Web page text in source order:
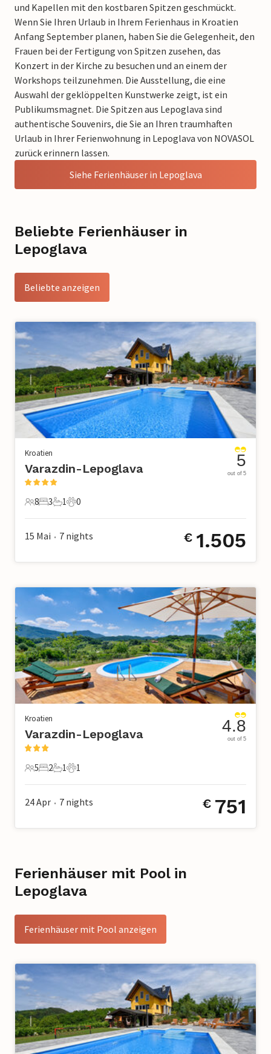
und Kapellen mit den kostbaren Spitzen geschmückt.
Wenn Sie Ihren Urlaub in Ihrem Ferienhaus in Kroatien
Anfang September planen, haben Sie die Gelegenheit, den
Frauen bei der Fertigung von Spitzen zusehen, das
Konzert in der Kirche zu besuchen und an einem der
Workshops teilzunehmen. Die Ausstellung, die eine
Auswahl der geklöppelten Kunstwerke zeigt, ist ein
Publikumsmagnet. Die Spitzen aus Lepoglava sind
authentische Souvenirs, die Sie an Ihren traumhaften
Urlaub in Ihrer Ferienwohnung in Lepoglava von NOVASOL
zurück erinnern lassen.
Siehe Ferienhäuser in Lepoglava
Beliebte Ferienhäuser in
Lepoglava
Beliebte anzeigen
Kroatien
Varazdin-Lepoglava
8 Gäste
8
3 Schlafzimmer
3
1 Badezimmer
1
0 Haustiere
0
5
out of 5
15 Mai • 7 nights € 1.505
Kroatien
Varazdin-Lepoglava
5 Gäste
5
2 Schlafzimmer
2
1 Badezimmer
1
1 Haustier
1
4.8
out of 5
24 Apr • 7 nights € 751
Ferienhäuser mit Pool in
Lepoglava
Ferienhäuser mit Pool anzeigen